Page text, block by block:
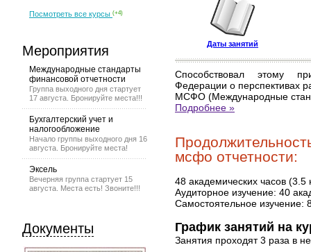
Посмотреть все курсы (+4)
Мероприятия
Международные стандарты
финансовой отчетности
Группа выходного дня стартует
17 августа. Бронируйте места!!!
Бухгалтерский учет и
налогообложение
Начало группы выходного дня 16
августа. Бронируйте места!
Эксель
Вечерняя группа стартует 15
августа. Места есть! Звоните!!!
Документы
Даты занятий
Способствовал этому
Федерации о перспективах
МСФО (Международные
Подробнее »
мсфо отчетности:
48 академических часов (3.5
Аудиторное изучение: 40
Самостоятельное изучение:
График занятий на
Занятия проходят 3 раза в